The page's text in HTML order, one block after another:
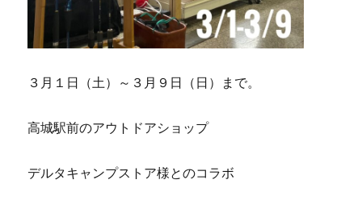
３月１日（土）～３月９日（日）まで。
高城駅前のアウトドアショップ
デルタキャンプストア様とのコラボ